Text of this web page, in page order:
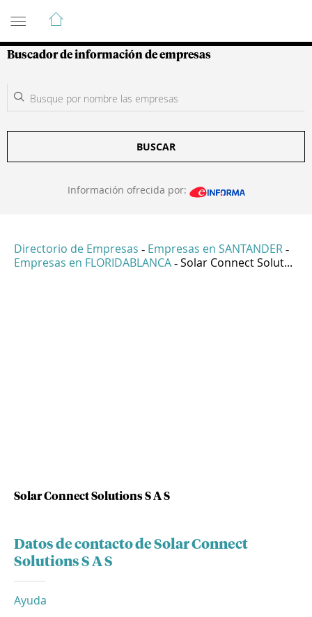
Guía de Empresas Colombianas
Buscador de información de empresas
BUSCAR
Información ofrecida por:
Directorio de Empresas - Empresas en SANTANDER -
Empresas en FLORIDABLANCA - Solar Connect Solut...
Solar Connect Solutions S A S
Datos de contacto de Solar Connect
Solutions S A S
Ayuda